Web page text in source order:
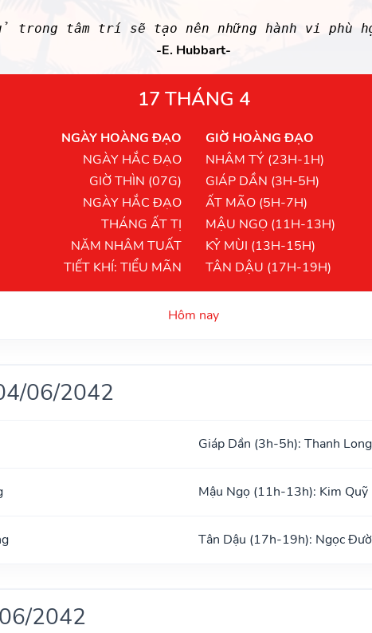
tâm trí sẽ tạo nên những hành vi phù
-E. Hubbart-
17 THÁNG 4
NGÀY HOÀNG ĐẠO
NGÀY HẮC ĐẠO
GIỜ THÌN (07G)
NGÀY HẮC ĐẠO
THÁNG ẤT TỊ
NĂM NHÂM TUẤT
TIẾT KHÍ: TIỂU MÃN
GIỜ HOÀNG ĐẠO
NHÂM TÝ (23H-1H)
GIÁP DẦN (3H-5H)
ẤT MÃO (5H-7H)
MẬU NGỌ (11H-13H)
KỶ MÙI (13H-15H)
TÂN DẬU (17H-19H)
Hôm nay
06/2042
Giáp Dần (3h-5h): Thanh Long
Mậu Ngọ (11h-13h): Kim Quỹ
Tân Dậu (17h-19h): Ngọc
2042